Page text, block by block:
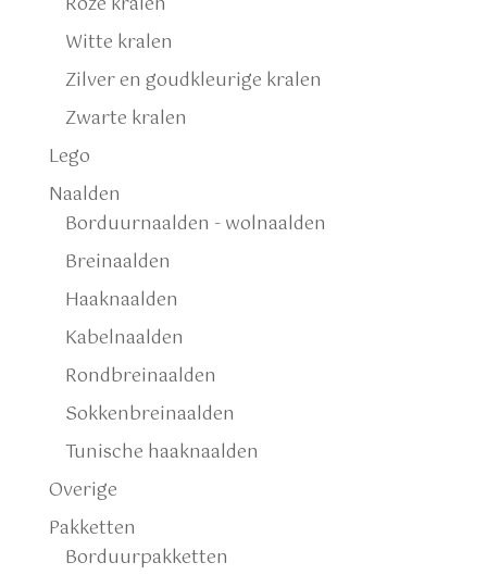
Witte kralen
Zilver en goudkleurige kralen
Zwarte kralen
Lego
Naalden
Borduurnaalden - wolnaalden
Breinaalden
Haaknaalden
Kabelnaalden
Rondbreinaalden
Sokkenbreinaalden
Tunische haaknaalden
Overige
Pakketten
Borduurpakketten